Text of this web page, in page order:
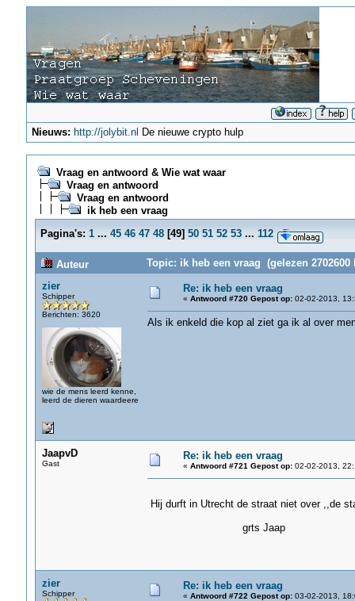
Nieuws: http://jolybit.nl De nieuwe crypto hulp
Vraag en antwoord & Wie wat waar
Vraag en antwoord
Vraag en antwoord
ik heb een vraag
Pagina's: 1 ... 45 46 47 48[49] 50 51 52 53 ... 112
Auteur
Topic: ik heb een vraag (gelezen 2702600
zier
Schipper
Berichten: 3620
wie de mens leerd kenne,
leerd de dieren waardeere
Re: ik heb een vraag
« Antwoord #720 Gepost op:02-02-2013,
Als ik enkeld die kop al ziet ga ik al over
JaapvD
Gast
Re: ik heb een vraag
« Antwoord #721 Gepost op:02-02-2013,
Hij durft in Utrecht de straat niet over ,,de
grts Jaap
zier
Schipper
Re: ik heb een vraag
« Antwoord #722 Gepost op:03-02-2013,